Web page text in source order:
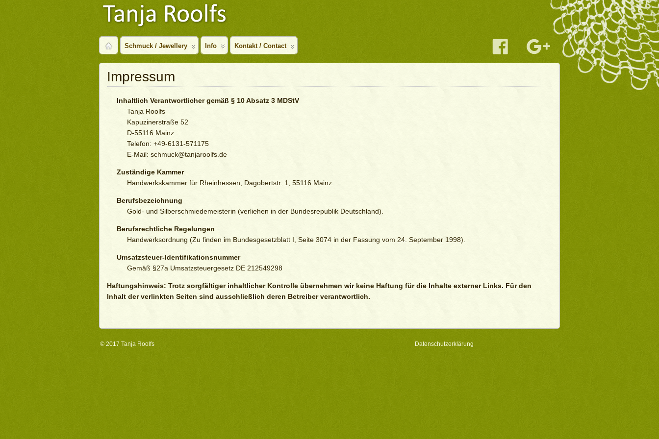
Schmuck / Jewellery Info Kontakt / Contact
Impressum
Inhaltlich Verantwortlicher gemäß § 10 Absatz 3 MDStV
Tanja Roolfs
Kapuzinerstraße 52
D-55116 Mainz
Telefon: +49-6131-571175
E-Mail: schmuck@tanjaroolfs.de
Zuständige Kammer
Handwerkskammer für Rheinhessen, Dagobertstr. 1, 55116 Mainz.
Berufsbezeichnung
Gold- und Silberschmiedemeisterin (verliehen in der Bundesrepublik Deutschland).
Berufsrechtliche Regelungen
Handwerksordnung (Zu finden im Bundesgesetzblatt I, Seite 3074 in der Fassung vom 24. September 1998).
Umsatzsteuer-Identifikationsnummer
Gemäß §27a Umsatzsteuergesetz DE 212549298
Haftungshinweis: Trotz sorgfältiger inhaltlicher Kontrolle übernehmen wir keine Haftung für die Inhalte externer Links. Für den
Inhalt der verlinkten Seiten sind ausschließlich deren Betreiber verantwortlich.
© 2017 Tanja Roolfs Datenschutzerklärung